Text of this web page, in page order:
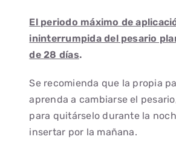
El periodo máximo de
ininterrumpida del pesario
de 28 días.
Se recomienda que la propia
aprenda a cambiarse el
para quitárselo durante la
insertar por la mañana.